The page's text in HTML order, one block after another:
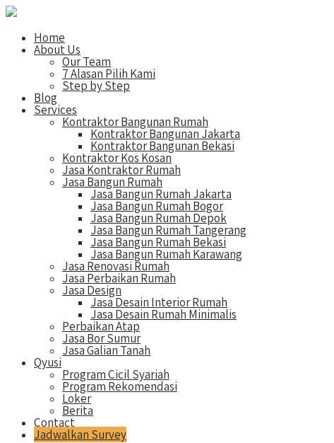
Home
About Us
Our Team
7 Alasan Pilih Kami
Step by Step
Blog
Services
Kontraktor Bangunan Rumah
Kontraktor Bangunan Jakarta
Kontraktor Bangunan Bekasi
Kontraktor Kos Kosan
Jasa Kontraktor Rumah
Jasa Bangun Rumah
Jasa Bangun Rumah Jakarta
Jasa Bangun Rumah Bogor
Jasa Bangun Rumah Depok
Jasa Bangun Rumah Tangerang
Jasa Bangun Rumah Bekasi
Jasa Bangun Rumah Karawang
Jasa Renovasi Rumah
Jasa Perbaikan Rumah
Jasa Design
Jasa Desain Interior Rumah
Jasa Desain Rumah Minimalis
Perbaikan Atap
Jasa Bor Sumur
Jasa Galian Tanah
Qyusi
Program Cicil Syariah
Program Rekomendasi
Loker
Berita
Contact
Jadwalkan Survey